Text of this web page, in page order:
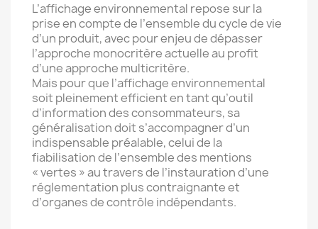
L’affichage environnemental repose sur la
prise en compte de l’ensemble du cycle de vie
d’un produit, avec pour enjeu de dépasser
l’approche monocritère actuelle au profit
d’une approche multicritère.
Mais pour que l’affichage environnemental
soit pleinement efficient en tant qu’outil
d’information des consommateurs, sa
généralisation doit s’accompagner d’un
indispensable préalable, celui de la
fiabilisation de l’ensemble des mentions
« vertes » au travers de l’instauration d’une
réglementation plus contraignante et
d’organes de contrôle indépendants.